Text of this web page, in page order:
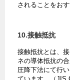
されることをおす
10.接触抵抗
接触抵抗とは、
ネの導体抵抗の
圧降下法にて行